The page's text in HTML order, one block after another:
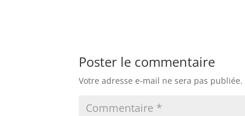
Poster le commentaire
Votre adresse e-mail ne sera pas publiée.